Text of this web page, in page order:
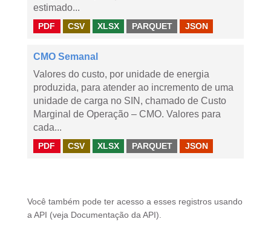
estimado...
PDF CSV XLSX PARQUET JSON
CMO Semanal
Valores do custo, por unidade de energia
produzida, para atender ao incremento de uma
unidade de carga no SIN, chamado de Custo
Marginal de Operação – CMO. Valores para
cada...
PDF CSV XLSX PARQUET JSON
Você também pode ter acesso a esses registros usando
a API (veja Documentação da API ).